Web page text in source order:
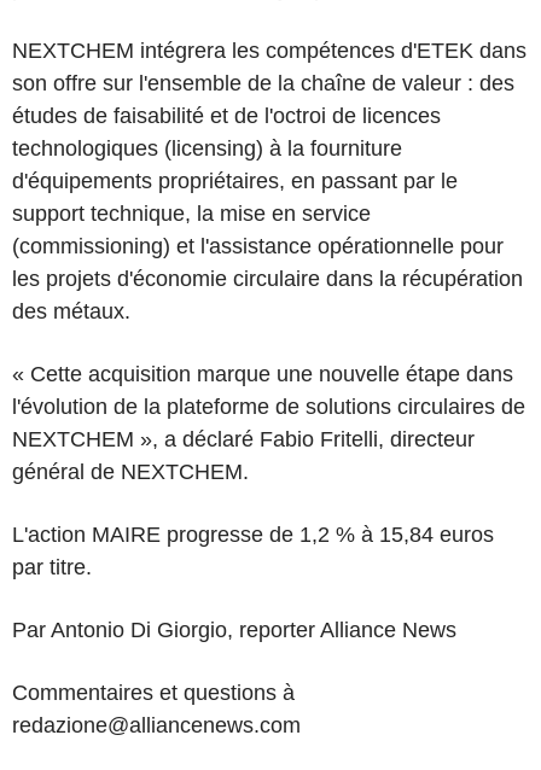
NEXTCHEM intégrera les compétences d'ETEK dans
son offre sur l'ensemble de la chaîne de valeur : des
études de faisabilité et de l'octroi de licences
technologiques (licensing) à la fourniture
d'équipements propriétaires, en passant par le
support technique, la mise en service
(commissioning) et l'assistance opérationnelle pour
les projets d'économie circulaire dans la récupération
des métaux.
« Cette acquisition marque une nouvelle étape dans
l'évolution de la plateforme de solutions circulaires de
NEXTCHEM », a déclaré Fabio Fritelli, directeur
général de NEXTCHEM.
L'action MAIRE progresse de 1,2 % à 15,84 euros
par titre.
Par Antonio Di Giorgio, reporter Alliance News
Commentaires et questions à
redazione@alliancenews.com